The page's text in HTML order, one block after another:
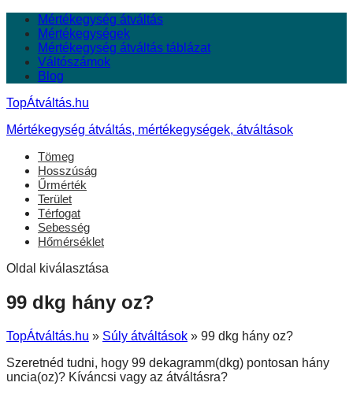
Mértékegység átváltás
Mértékegységek
Mértékegység átváltás táblázat
Váltószámok
Blog
TopÁtváltás.hu
Mértékegység átváltás, mértékegységek, átváltások
Tömeg
Hosszúság
Űrmérték
Terület
Térfogat
Sebesség
Hőmérséklet
Oldal kiválasztása
99 dkg hány oz?
TopÁtváltás.hu » Súly átváltások » 99 dkg hány oz?
Szeretnéd tudni, hogy 99 dekagramm(dkg) pontosan hány
uncia(oz)? Kíváncsi vagy az átváltásra?